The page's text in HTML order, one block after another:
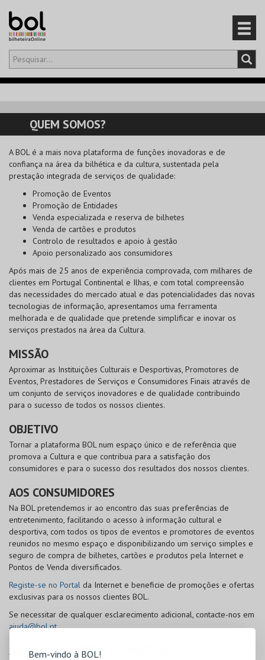
Bem-vindo à BOL!
Olá,iniciar sessão
CARRINHO
EVENTOS
CARTÕES
PRODUTOS
QUEM SOMOS?
ABOLé a mais nova plataforma de funções inovadoras e de
confiança na área da bilhética e da cultura, sustentada pela
prestação integrada de serviços de qualidade:
Promoção de Eventos
Promoção de Entidades
Venda especializada e reserva de bilhetes
Venda de cartões e produtos
Controlo de resultados e apoio à gestão
Apoio personalizado aos consumidores
Após mais de 25 anos de experiência comprovada, com milhares de
clientes em Portugal Continental e Ilhas, e com total compreensão
das necessidades do mercado atual e das potencialidades das novas
tecnologias de informação, apresentamos uma ferramenta
melhorada e de qualidade que pretende simplificar e inovar os
serviços prestados na área da Cultura.
MISSÃO
Aproximar as Instituições Culturais e Desportivas, Promotores de
Eventos, Prestadores de Serviços e Consumidores Finais através de
um conjunto de serviços inovadores e de qualidade contribuindo
para o sucesso de todos os nossos clientes.
OBJETIVO
Tornar a plataforma BOLnum espaço único e de referência que
promova a Cultura e que contribua para a satisfação dos
consumidores e para o sucesso dos resultados dos nossos clientes.
AOS CONSUMIDORES
Na BOLpretendemos ir ao encontro das suas preferências de
entretenimento, facilitando o acesso à informação cultural e
desportiva, com todos os tipos de eventos e promotores de eventos
reunidos no mesmo espaço e disponibilizando um serviço simples e
seguro de compra de bilhetes, cartões e produtos pela Internet e
Pontos de Venda diversificados.
Registe-se no Portal da Internet e beneficie de promoções e ofertas
exclusivas para os nossos clientes BOL.
Se necessitar de qualquer esclarecimento adicional, contacte-nos em
ajuda@bol.pt.
ÀS INSTITUIÇÕES E PROMOTORES